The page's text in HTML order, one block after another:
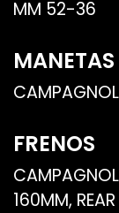
MM 52-36
MANETAS
FRENOS
160MM,